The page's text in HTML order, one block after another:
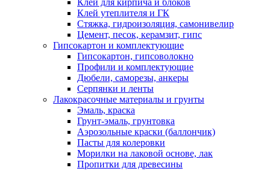
Клей для кирпича и блоков
Клей утеплителя и ГК
Стяжка, гидроизоляция, самонивелир
Цемент, песок, керамзит, гипс
Гипсокартон и комплектующие
Гипсокартон, гипсоволокно
Профили и комплектующие
Дюбели, саморезы, анкеры
Серпянки и ленты
Лакокрасочные материалы и грунты
Эмаль, краска
Грунт-эмаль, грунтовка
Аэрозольные краски (баллончик)
Пасты для колеровки
Морилки на лаковой основе, лак
Пропитки для древесины